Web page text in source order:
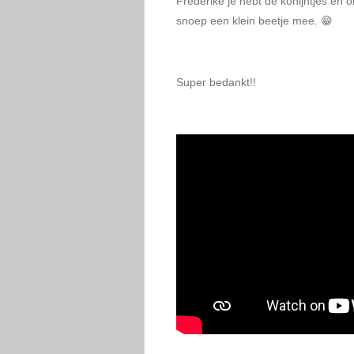
snoep een klein beetje mee.
😁
Super bedankt!!